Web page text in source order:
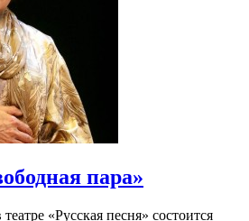
пара»
«Русская песня» состоится